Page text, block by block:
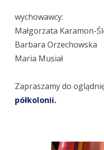
wychowawcy:
Małgorzata Karamon-
Barbara Orzechowska
Maria Musiał
Zapraszamy do
półkolonii.